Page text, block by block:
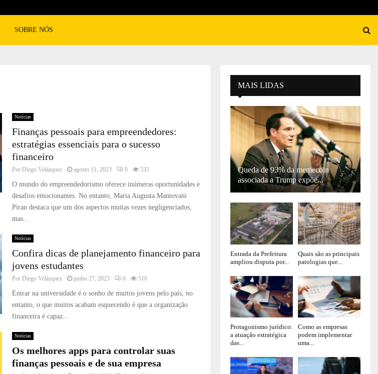
SOBRE NÓS
Notícias
Finanças pessoais para empreendedores:
estratégias essenciais para o sucesso
financeiro
Por Diego Velázquez agosto 11, 2023 0 535
O mundo do empreendedorismo oferece inúmeras oportunidades e
desafios emocionantes. No entanto, Maria Augusta Mantovani
Piran destaca que um dos aspectos muitas vezes negligenciados,
mas...
Notícias
Confira dicas de planejamento financeiro para
jovens estudantes
Por Diego Velázquez junho 27, 2023 0 516
Entrar na universidade é o sonho de muitos jovens pelo país, no
entanto, o que muitos acabam esquecendo é que a organização
financeira é capaz...
Notícias
Os melhores apps para controlar suas
finanças pessoais e de sua empresa
MAIS LIDAS
Queda de 93% da memecoin
associada a Trump expõe...
Entrada da Prefeitura
ampliou disputa por...
Quais são as principais
patologias que...
Protagonismo jurídico:
a atuação estratégica
das...
Como as empresas
podem implementar
uma...